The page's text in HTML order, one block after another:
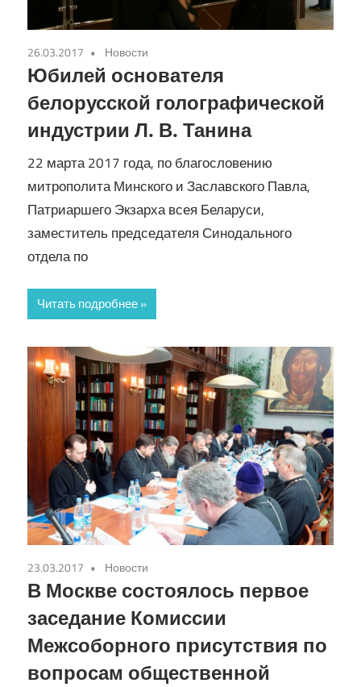
26.03.2017 Новости
Юбилей основателя
белорусской голографической
индустрии Л. В. Танина
22 марта 2017 года, по благословению
митрополита Минского и Заславского Павла,
Патриаршего Экзарха всея Беларуси,
заместитель председателя Синодального
отдела по
Читать подробнее
23.03.2017 Новости
В Москве состоялось первое
заседание Комиссии
Межсоборного присутствия по
вопросам общественной